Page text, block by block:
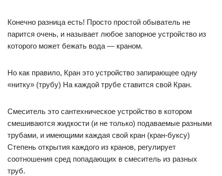
Конечно разница есть! Просто простой обыватель не
парится очень, и называет любое запорное устройство из
которого может бежать вода — краном.
Но как правило, Кран это устройство запирающее одну
«нитку» (трубу) На каждой трубе ставится свой Кран.
Смеситель это сантехническое устройство в котором
смешиваются жидкости (и не только) подаваемые разными
трубами, и имеющими каждая свой кран (кран-буксу)
Степень открытия каждого из кранов, регулирует
соотношения сред попадающих в смеситель из разных
труб.